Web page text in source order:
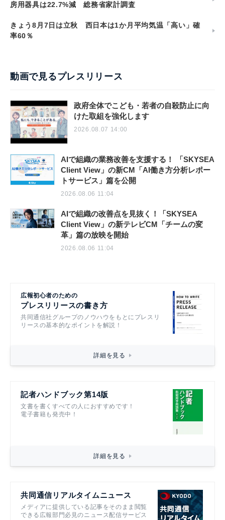
房用器具は22.7%減 総務省家計調査
きょう8月7日は立秋 西日本は1か月平均気温「高い」確
率60％
動画で見るプレスリリース
政府全体でこども・若者の自殺防止に向
けた取組を強化します
2026.08.07 14:00
AIで組織の業務改善を支援する！ 「SKYSEA
Client View」の新CM「AI働き方分析レポー
トサービス」篇を公開
2026.08.06 11:04
AIで組織の改善点を見抜く！「SKYSEA
Client View」の新テレビCM「チームの変
革」篇の放映を開始
2026.08.06 11:04
広報初心者のための
プレスリリースの書き方
共同通信社グループのノウハウをもとにプレスリ
リースの基本的なポイントを解説！
詳細を見る
記者ハンドブック第14版
文書を書くすべての人におすすめです！
電子書籍も発売中！
詳細を見る
共同通信リアルタイムニュース
メディアに提供している記事をそのまま閲覧
できる広報部門必見のニュース配信サービス